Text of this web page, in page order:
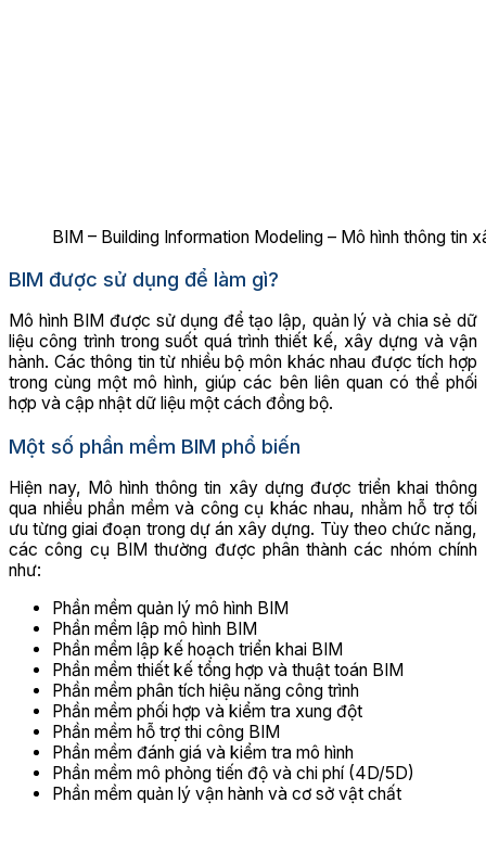
BIM – Building Information Modeling – Mô hình thông tin
BIM được sử dụng để làm gì?
Mô hình BIM được sử dụng để tạo lập, quản lý và chia sẻ dữ
liệu công trình trong suốt quá trình thiết kế, xây dựng và vận
hành. Các thông tin từ nhiều bộ môn khác nhau được tích hợp
trong cùng một mô hình, giúp các bên liên quan có thể phối
hợp và cập nhật dữ liệu một cách đồng bộ.
Một số phần mềm BIM phổ biến
Hiện nay, Mô hình thông tin xây dựng được triển khai thông
qua nhiều phần mềm và công cụ khác nhau, nhằm hỗ trợ tối
ưu từng giai đoạn trong dự án xây dựng. Tùy theo chức năng,
các công cụ BIM thường được phân thành các nhóm chính
như:
Phần mềm quản lý mô hình BIM
Phần mềm lập mô hình BIM
Phần mềm lập kế hoạch triển khai BIM
Phần mềm thiết kế tổng hợp và thuật toán BIM
Phần mềm phân tích hiệu năng công trình
Phần mềm phối hợp và kiểm tra xung đột
Phần mềm hỗ trợ thi công BIM
Phần mềm đánh giá và kiểm tra mô hình
Phần mềm mô phỏng tiến độ và chi phí (4D/5D)
Phần mềm quản lý vận hành và cơ sở vật chất